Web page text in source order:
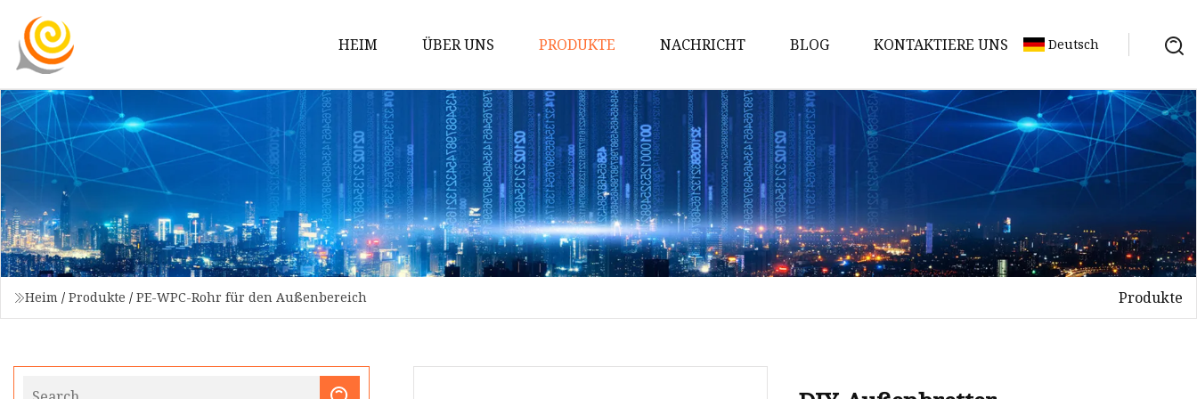
HEIM ÜBER UNS PRODUKTE
Innen WPC
WPC-Wandpaneel
WPC-Deckenrohr
WPC-Rohr
UV-Wandtafel
PE WPC für den Außenbereich
NACHRICHT BLOG KONTAKTIERE UNS Deutsch
Heim / Produkte / PE-WPC-Rohr für den Außenbereich Produkte